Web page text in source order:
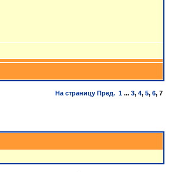
На страницу Пред. 1 ... 3, 4, 5, 6, 7